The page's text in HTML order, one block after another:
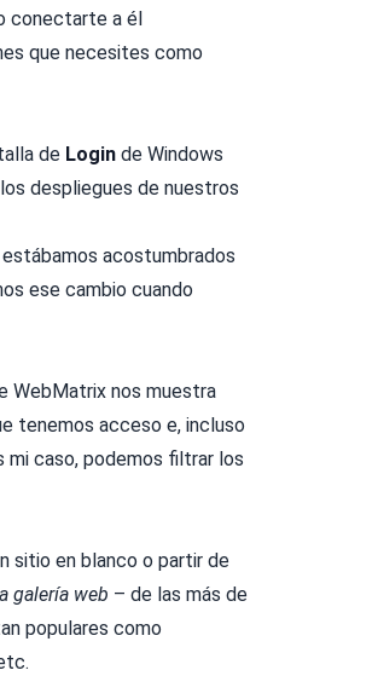
conectarte a él
que necesites como
de Login de Windows
despliegues de nuestros
acostumbrados
ese cambio cuando
WebMatrix nos muestra
tenemos acceso e, incluso
mi caso, podemos filtrar los
sitio en blanco o partir de
galería web – de las más de
populares como